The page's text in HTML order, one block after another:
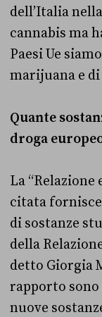
dell’Italia
cannabis ma
Paesi Ue
marijuana e
Quante
droga
La “Relazione
citata
di sostanze
della
detto Giorgia
rapporto
nuove